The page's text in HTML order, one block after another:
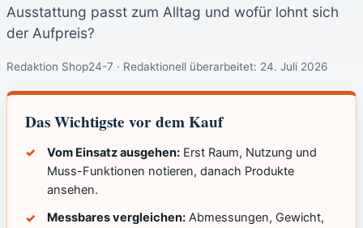
Ausstattung passt zum Alltag und wofür lohnt sich
der Aufpreis?
Redaktion Shop24-7 · Redaktionell überarbeitet: 24. Juli 2026
Das Wichtigste vor dem Kauf
Vom Einsatz ausgehen:Erst Raum, Nutzung und
Muss-Funktionen notieren, danach Produkte
ansehen.
Messbares vergleichen:Abmessungen, Gewicht,